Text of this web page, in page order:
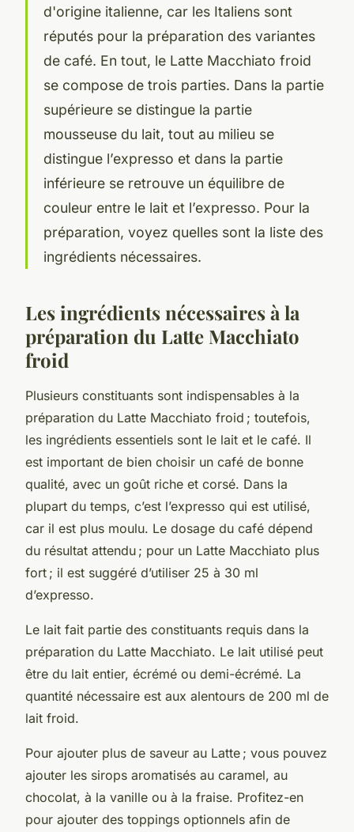
d'origine italienne, car les Italiens sont
réputés pour la préparation des variantes
de café. En tout, le Latte Macchiato froid
se compose de trois parties. Dans la partie
supérieure se distingue la partie
mousseuse du lait, tout au milieu se
distingue l’expresso et dans la partie
inférieure se retrouve un équilibre de
couleur entre le lait et l’expresso. Pour la
préparation, voyez quelles sont la liste des
ingrédients nécessaires.
Les ingrédients nécessaires à la
préparation du Latte Macchiato
froid
Plusieurs constituants sont indispensables à la
préparation du Latte Macchiato froid ; toutefois,
les ingrédients essentiels sont le lait et le café. Il
est important de bien choisir un café de bonne
qualité, avec un goût riche et corsé. Dans la
plupart du temps, c’est l’expresso qui est utilisé,
car il est plus moulu. Le dosage du café dépend
du résultat attendu ; pour un Latte Macchiato plus
fort ; il est suggéré d’utiliser 25 à 30 ml
d’expresso.
Le lait fait partie des constituants requis dans la
préparation du Latte Macchiato. Le lait utilisé peut
être du lait entier, écrémé ou demi-écrémé. La
quantité nécessaire est aux alentours de 200 ml de
lait froid.
Pour ajouter plus de saveur au Latte ; vous pouvez
ajouter les sirops aromatisés au caramel, au
chocolat, à la vanille ou à la fraise. Profitez-en
pour ajouter des toppings optionnels afin de